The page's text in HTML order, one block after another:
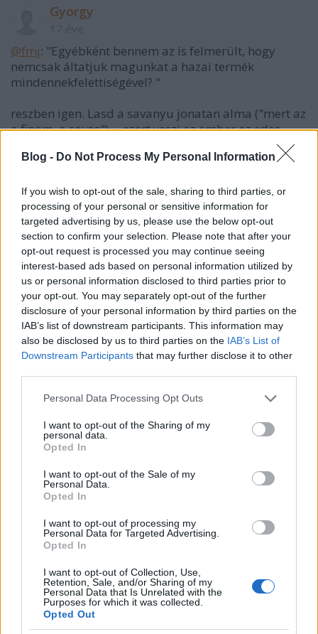
Blog - Do Not Process My Personal Information
If you wish to opt-out of the sale, sharing to third parties, or
processing of your personal or sensitive information for
targeted advertising by us, please use the below opt-out
section to confirm your selection. Please note that after your
opt-out request is processed you may continue seeing
interest-based ads based on personal information utilized by
us or personal information disclosed to third parties prior to
your opt-out. You may separately opt-out of the further
disclosure of your personal information by third parties on the
IAB’s list of downstream participants. This information may
also be disclosed by us to third parties on the IAB’s List of
Downstream Participants that may further disclose it to other
Please note that this website/app uses one or more Google
not limited to your visit or usage behaviour. You may click to
grant or deny consent to Google and its third-party tags to
use your data for below specified purposes in below Google
consent section.
Personal Data Processing Opt Outs
I want to opt-out of the Sharing of my
personal data.
Opted In
I want to opt-out of the Sale of my
Personal Data.
Opted In
I want to opt-out of processing my
Personal Data for Targeted Advertising.
Opted In
I want to opt-out of Collection, Use,
Retention, Sale, and/or Sharing of my
Personal Data that Is Unrelated with the
Purposes for which it was collected.
Opted Out
Gyorgy
@fmj: "Egyébként bennem az is felmerült, hogy
nemcsak áltatjuk magunkat a hazai termék
mindennekfelettiségével? "
reszben igen. Lasd a savanyu jonatan alma ("mert az
a finom, a savas") -- ezert veszi az ember az edes
szetfolyo, puha saszla szolo ("mert az a finom edes,
szemu olasz szolot.
persze vannak jo peldak, szerintem peldaul a
husipar egesz jo. Komolyan, meg az olcso cuccok is
ehetoek, amugy pedig a kolbaszok, szalamik es
kozepkategorias vagy jobb sonkak siman megutik a
"nyugati" mercet.
A gond inkabb az, hogy nehez egyertelmuen
elkuloniteni a tomeg es a minosegi gyartokat.
Peldaul ott a mez: hiaba veszi le az ember a dragabb
mezet a bolt polcarol, lehet, hogy hamis. Vagy
mindenfele mas mezbol van osszepancsolva. Ezt
nem indokolja semmi, legyen egy olcso "vegyes
akkor az ember tudja, hogy mit vesz!
tesz-vesz
17 éve
: most a fidesz halványan támogat egy ilyen
boltot, ahol csak magyar van, a termelő egyszerűen
beviszi ide, és nincs manager réteg, aki csak üzletel,
de nem dolgozott meg semmiért, mégis övé a
legnagyobb haszon.